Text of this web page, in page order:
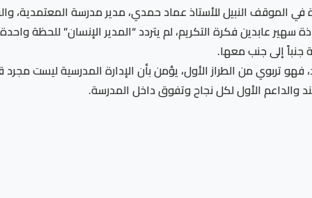
في الموقف النبيل للأستاذ عماد حمدي، مدير مدرسة المعتمدية،
عابدين فكرة التكريم، لم يتردد “المدير الإنسان” للحظة
جنباً إلى جنب معها.
تربوي من الطراز الأول، يؤمن بأن الإدارة المدرسية ليست
والداعم الأول لكل نجاح وتفوق داخل المدرسة.